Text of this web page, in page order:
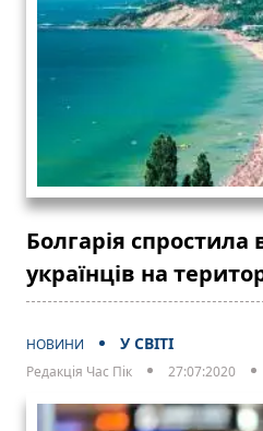
Болгарія спростила
українців на
НОВИНИ У СВІТІ
Редакція Час Пік 27:07:2020